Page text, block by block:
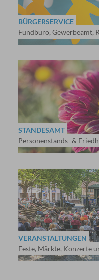
BÜRGERSERVICE
Fundbüro, Gewerbeamt,
STANDESAMT
Personenstands- &
VERANSTALTUNGEN
Feste, Märkte, Konzerte